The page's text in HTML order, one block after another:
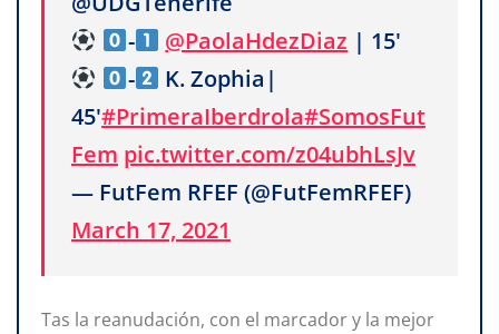
-
@PaolaHdezDiaz | 15'
-
K. Zophia|
45'#PrimeraIberdrola#SomosFut
Fem pic.twitter.com/z04ubhLsJv
— FutFem RFEF (@FutFemRFEF)
March 17, 2021
Tas la reanudación, con el marcador y la mejor